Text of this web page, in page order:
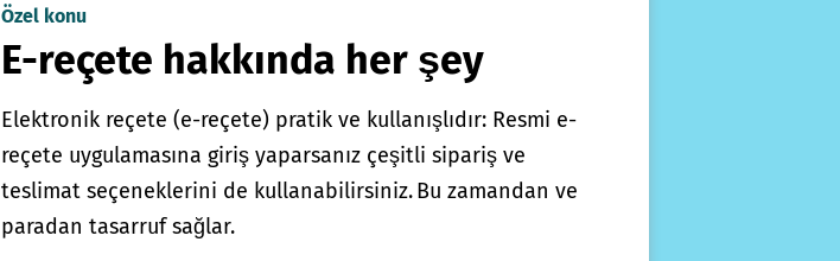
Özel konu
E-reçete hakkında her şey
Elektronik reçete (e-reçete) pratik ve kullanışlıdır: Resmi e-
reçete uygulamasına giriş yaparsanız çeşitli sipariş ve
teslimat seçeneklerini de kullanabilirsiniz. Bu zamandan ve
paradan tasarruf sağlar.